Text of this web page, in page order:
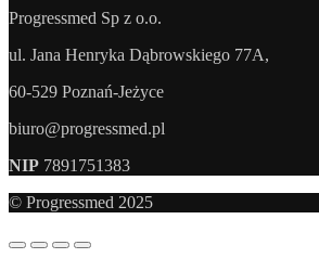
Progressmed Sp z o.o.
ul. Jana Henryka Dąbrowskiego 77A,
60-529 Poznań-Jeżyce
biuro@progressmed.pl
NIP 7891751383
© Progressmed 2025